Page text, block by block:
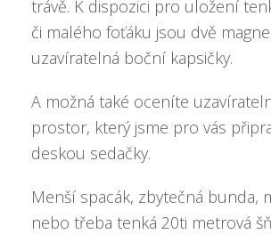
trávě. K dispozici pro uložení
či malého foťáku jsou dvě
uzavíratelná boční kapsičky.
A možná také oceníte
prostor, který jsme pro vás
deskou sedačky.
Menší spacák, zbytečná bunda,
nebo třeba tenká 20ti metrová